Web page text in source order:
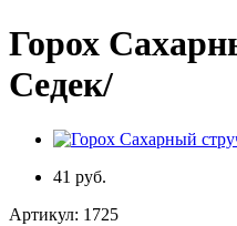
Горох
Седек/
41 руб.
Артикул: 1725